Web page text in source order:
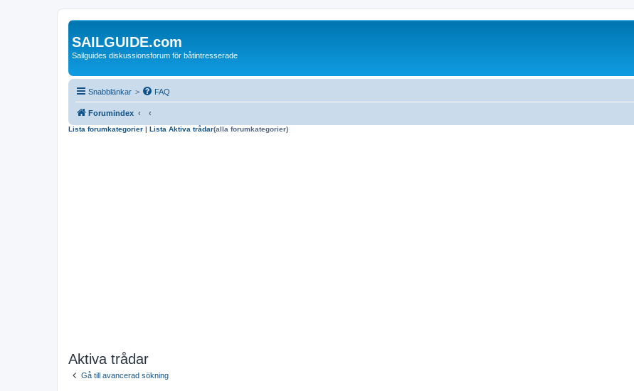
SAILGUIDE.com
Sailguides diskussionsforum för båtintresserade
Snabblänkar > FAQ
Forumindex
Lista forumkategorier | Lista Aktiva trådar(alla forumkategorier)
Aktiva trådar
Gå till avancerad sökning